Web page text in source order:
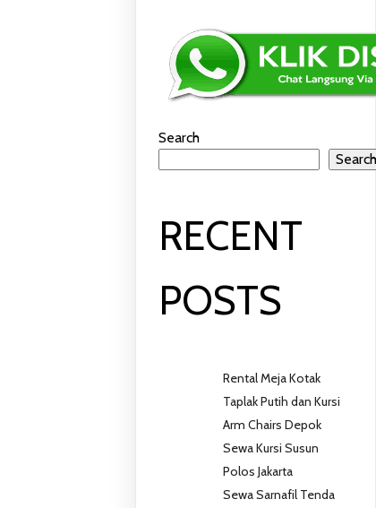
Search
RECENT
POSTS
Rental Meja Kotak
Taplak Putih dan Kursi
Arm Chairs Depok
Sewa Kursi Susun
Polos Jakarta
Sewa Sarnafil Tenda